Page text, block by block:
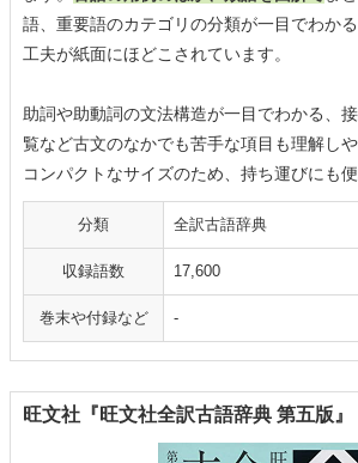
語、重要語のカテゴリの分類が一目でわか
工夫が紙面にほどこされています。
助詞や助動詞の文法構造が一目でわかる、
覧など古文のなかでも苦手な項目も理解し
コンパクトなサイズのため、持ち運びにも便
分類 全訳古語辞典
収録語数 17,600
巻末や付録など -
旺文社『旺文社全訳古語辞典 第五版』